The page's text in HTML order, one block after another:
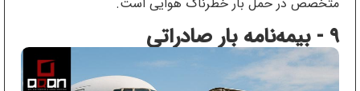
۹ - بیمه‌نامه بار صادراتی